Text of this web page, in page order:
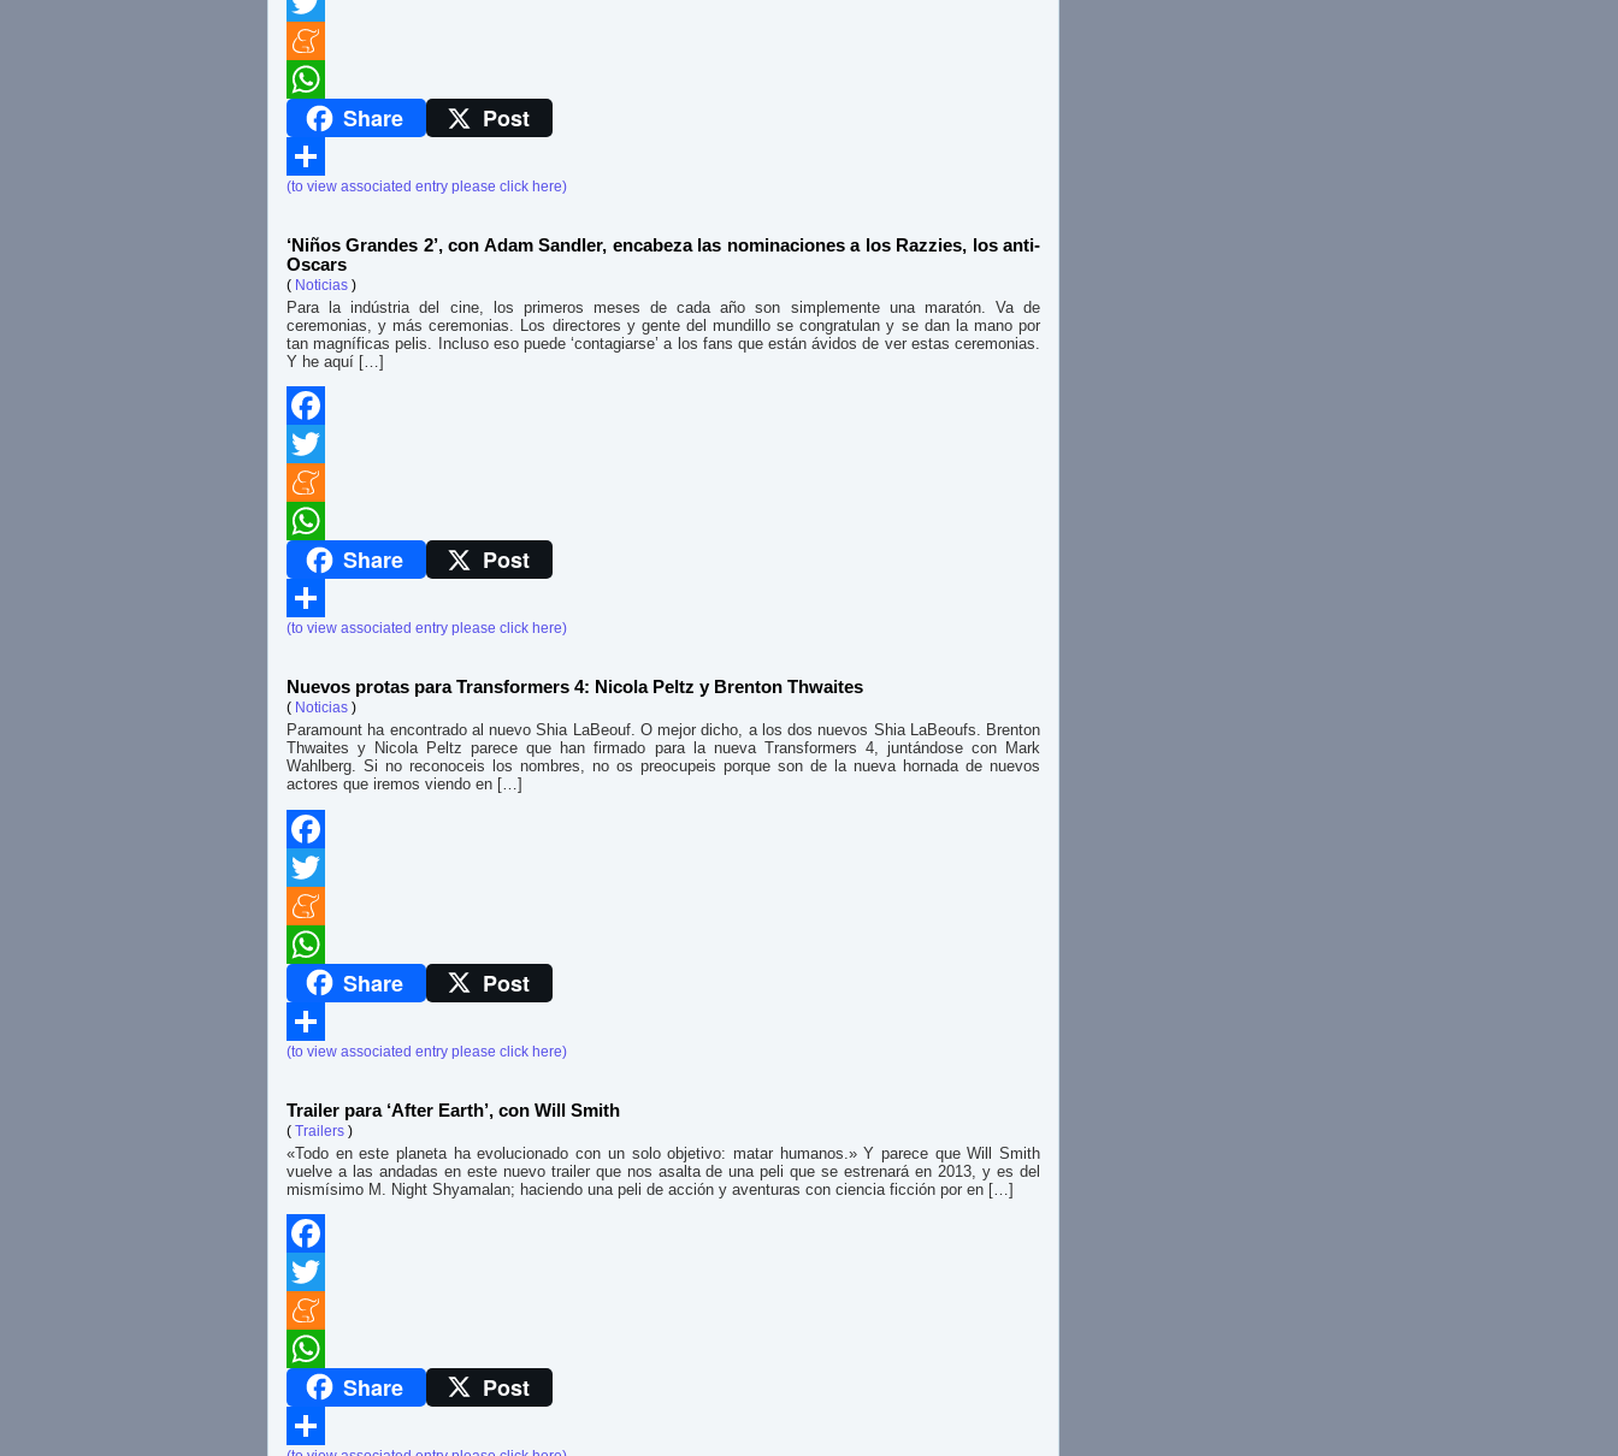
Twitter
Meneame
WhatsAppShare Post
Compartir
(to view associated entry please click here)
‘Niños Grandes 2’, con Adam Sandler, encabeza las nominaciones a los Razzies, los anti-
Oscars
( Noticias )
Para la indústria del cine, los primeros meses de cada año son simplemente una maratón. Va de
ceremonias, y más ceremonias. Los directores y gente del mundillo se congratulan y se dan la mano por
tan magníficas pelis. Incluso eso puede ‘contagiarse’ a los fans que están ávidos de ver estas ceremonias.
Y he aquí […]
Facebook
Twitter
Meneame
WhatsAppShare Post
Compartir
(to view associated entry please click here)
Nuevos protas para Transformers 4: Nicola Peltz y Brenton Thwaites
( Noticias )
Paramount ha encontrado al nuevo Shia LaBeouf. O mejor dicho, a los dos nuevos Shia LaBeoufs. Brenton
Thwaites y Nicola Peltz parece que han firmado para la nueva Transformers 4, juntándose con Mark
Wahlberg. Si no reconoceis los nombres, no os preocupeis porque son de la nueva hornada de nuevos
actores que iremos viendo en […]
Facebook
Twitter
Meneame
WhatsAppShare Post
Compartir
(to view associated entry please click here)
Trailer para ‘After Earth’, con Will Smith
( Trailers )
«Todo en este planeta ha evolucionado con un solo objetivo: matar humanos.» Y parece que Will Smith
vuelve a las andadas en este nuevo trailer que nos asalta de una peli que se estrenará en 2013, y es del
mismísimo M. Night Shyamalan; haciendo una peli de acción y aventuras con ciencia ficción por en […]
Facebook
Twitter
Meneame
WhatsAppShare Post